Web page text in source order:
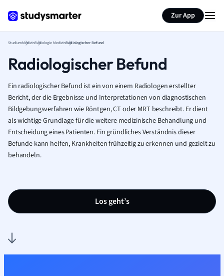
Zur App
StudiumMedizinRadiologie MedizinRadiologischer Befund
Radiologischer Befund
Ein radiologischer Befund ist ein von einem Radiologen erstellter
Bericht, der die Ergebnisse und Interpretationen von diagnostischen
Bildgebungsverfahren wie Röntgen, CT oder MRT beschreibt. Er dient
als wichtige Grundlage für die weitere medizinische Behandlung und
Entscheidung eines Patienten. Ein gründliches Verständnis dieser
Befunde kann helfen, Krankheiten frühzeitig zu erkennen und gezielt zu
behandeln.
Los geht’s